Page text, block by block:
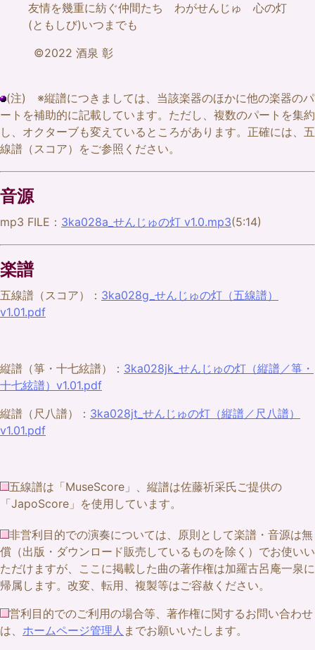
友情を幾重に紡ぐ仲間たち わがせんじゅ 心の灯
(ともしび)いつまでも
©2022 酒泉 彰
(注) ※縦譜につきましては、当該楽器のほかに他の楽器のパ
ートを補助的に記載しています。ただし、複数のパートを集約
し、オクターブも変えているところがあります。正確には、五
線譜（スコア）をご参照ください。
音源
mp3 FILE： 3ka028a_せんじゅの灯 v1.0.mp3(5:14)
楽譜
五線譜（スコア）： 3ka028g_せんじゅの灯（五線譜）
v1.01.pdf
縦譜（箏・十七絃譜）： 3ka028jk_せんじゅの灯（縦譜／箏・
十七絃譜）v1.01.pdf
縦譜（尺八譜）： 3ka028jt_せんじゅの灯（縦譜／尺八譜）
v1.01.pdf
五線譜は「MuseScore」、縦譜は佐藤祈采氏ご提供の
「JapoScore」を使用しています。
非営利目的での演奏については、原則として楽譜・音源は無
償（出版・ダウンロード販売しているものを除く）でお使いい
ただけますが、ここに掲載した曲の著作権は加羅古呂庵一泉に
帰属します。改変、転用、複製等はご容赦ください。
営利目的でのご利用の場合等、著作権に関するお問い合わせ
は、 ホームページ管理人 までお願いいたします。